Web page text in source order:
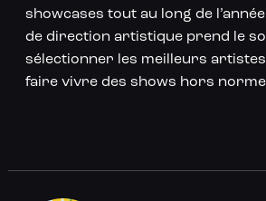
showcases tout au long de
de direction artistique prend le
sélectionner les meilleurs
faire vivre des shows hors